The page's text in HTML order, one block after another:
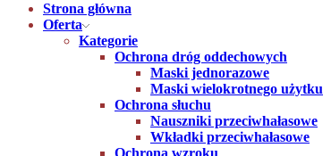
Strona główna
Oferta
Kategorie
Ochrona dróg oddechowych
Maski jednorazowe
Maski wielokrotnego użytku
Ochrona słuchu
Nauszniki przeciwhałasowe
Wkładki przeciwhałasowe